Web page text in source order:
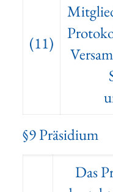
(11)
§9 Präsidium
Das